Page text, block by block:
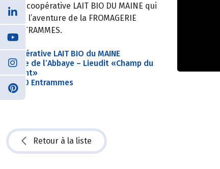
de la coopérative LAIT BIO DU MAINE qui
lance l’aventure de la FROMAGERIE
d’ENTRAMMES.
Coopérative LAIT BIO du MAINE
Route de l’Abbaye – Lieudit «Champ du
Devant»
53260 Entrammes
Retour à la liste